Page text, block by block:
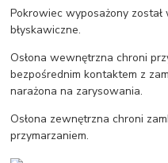
Pokrowiec wyposażony
błyskawiczne.
Osłona wewnętrzna chroni
bezpośrednim kontaktem z
narażona na zarysowania.
Osłona zewnętrzna chroni
przymarzaniem.